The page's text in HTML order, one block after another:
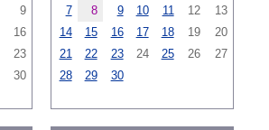
9
16
23
30
7
8 9 10 11 12
13
14
15 16 17 18 19
20
21
22 23 24 25 26
27
28
29 30